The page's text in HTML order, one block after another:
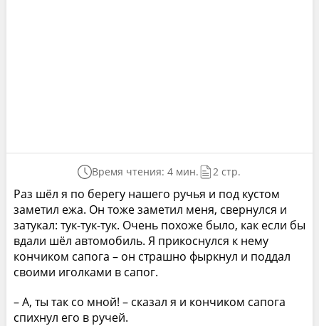
Время чтения: 4 мин. 2 стр.
Раз шёл я по берегу нашего ручья и под кустом
заметил ежа. Он тоже заметил меня, свернулся и
затукал: тук-тук-тук. Очень похоже было, как если бы
вдали шёл автомобиль. Я прикоснулся к нему
кончиком сапога – он страшно фыркнул и поддал
своими иголками в сапог.
– А, ты так со мной! – сказал я и кончиком сапога
спихнул его в ручей.